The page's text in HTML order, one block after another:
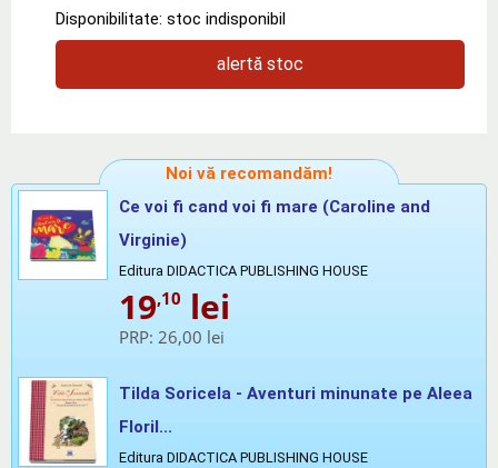
Disponibilitate: stoc indisponibil
alertă stoc
Noi vă recomandăm!
Ce voi fi cand voi fi mare (Caroline and
Virginie)
Editura DIDACTICA PUBLISHING HOUSE
19,10 lei
PRP: 26,00 lei
Tilda Soricela - Aventuri minunate pe Aleea
Floril...
Editura DIDACTICA PUBLISHING HOUSE